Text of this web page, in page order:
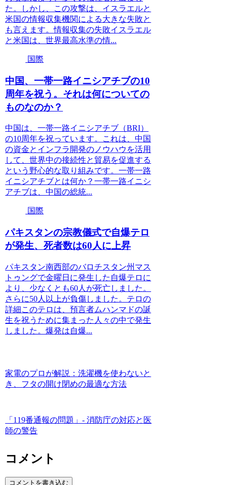
た。しかし、この攻撃は、イスラエルと
米国の情報収集機関による大きな失敗と
も言えます。情報収集の失敗イスラエル
と米国は、世界最高水準の情...
国際
中国、一帯一路イニシアチブの10
周年を祝う。それは何についての
ものなのか？
中国は、一帯一路イニシアチブ（BRI）
の10周年を祝っています。これは、中国
の資金とインフラ開発のノウハウを活用
して、世界中の接続性と貿易を促進する
という野心的な取り組みです。一帯一路
イニシアチブとは何か？一帯一路イニシ
アチブは、中国の総統...
国際
パキスタンの宗教儀式で自爆テロ
が発生、死者数は60人に上昇
パキスタン南西部のバロチスタン州マス
トゥングで金曜日に発生した自爆テロに
より、少なくとも60人が死亡しました。
さらに50人以上が負傷しました。テロの
詳細このテロは、預言者ムハンマドの誕
生を祝うために集まった人々の中で発生
しました。爆発は自爆...
家電のプロが解説：洗濯機を使わないと
き、フタの開け閉めの最適な方法
「119番通報の問題」- 消防庁の対応と医
師の警告
コメント
コメントを書き込む